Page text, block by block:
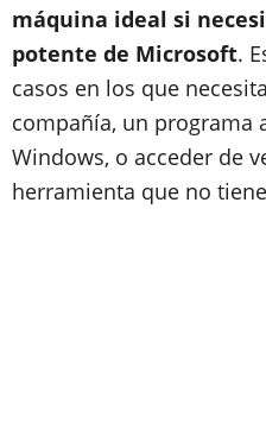
máquina ideal si
potente de Microsoft.
casos en los que
compañía, un programa
Windows, o acceder de
herramienta que no